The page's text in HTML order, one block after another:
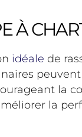
À
idéale de
la
la